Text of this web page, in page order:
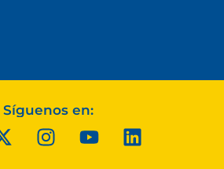
Síguenos en: